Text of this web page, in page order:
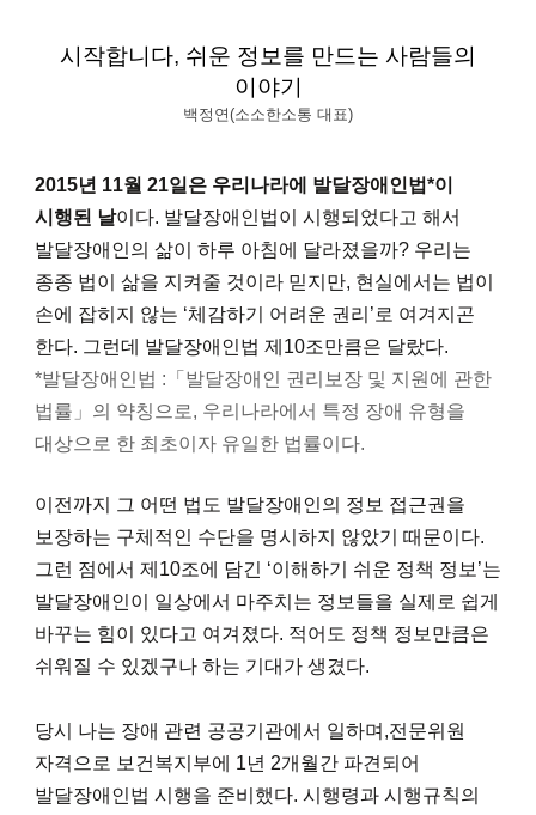
시작합니다, 쉬운 정보를 만드는 사람들의
이야기
백정연(소소한소통 대표)
2015년 11월 21일은 우리나라에 발달장애인법*이
시행된 날이다. 발달장애인법이 시행되었다고 해서
발달장애인의 삶이 하루 아침에 달라졌을까? 우리는
종종 법이 삶을 지켜줄 것이라 믿지만, 현실에서는 법이
손에 잡히지 않는 ‘체감하기 어려운 권리’로 여겨지곤
한다. 그런데 발달장애인법 제10조만큼은 달랐다.
*발달장애인법 :「발달장애인 권리보장 및 지원에 관한
법률」의 약칭으로, 우리나라에서 특정 장애 유형을
대상으로 한 최초이자 유일한 법률이다.
이전까지 그 어떤 법도 발달장애인의 정보 접근권을
보장하는 구체적인 수단을 명시하지 않았기 때문이다.
그런 점에서 제10조에 담긴 ‘이해하기 쉬운 정책 정보’는
발달장애인이 일상에서 마주치는 정보들을 실제로 쉽게
바꾸는 힘이 있다고 여겨졌다. 적어도 정책 정보만큼은
쉬워질 수 있겠구나 하는 기대가 생겼다.
당시 나는 장애 관련 공공기관에서 일하며,전문위원
자격으로 보건복지부에 1년 2개월간 파견되어
발달장애인법 시행을 준비했다. 시행령과 시행규칙의